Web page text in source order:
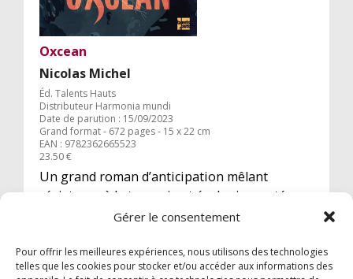
Gérer le consentement
Pour offrir les meilleures expériences, nous utilisons des technologies
telles que les cookies pour stocker et/ou accéder aux informations des
Oxcean
Nicolas Michel
Éd. Talents Hauts
Distributeur Harmonia mundi
Date de parution : 15/09/2023
Grand format - 672 pages - 15 x 22 cm
EAN : 9782362665523
23.50 €
Un grand roman d’anticipation mêlant
résistance à la tyrannie et écologie, porté par
deux héroïnes puissantes. PÉPITE FICTION